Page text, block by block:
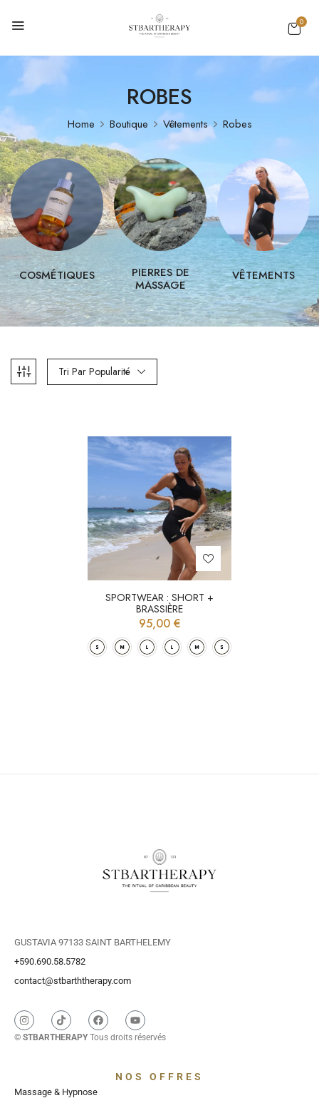
0
ROBES
Home Boutique Vêtements Robes
COSMÉTIQUES
PIERRES DE
MASSAGE
VÊTEMENTS
Tri Par Popularité
SPORTWEAR : SHORT +
BRASSIÈRE
95,00 €
GUSTAVIA 97133 SAINT BARTHELEMY
+590.690.58.5782
contact@stbarththerapy.com
© STBARTHERAPY Tous droits réservés
NOS OFFRES
Massage & Hypnose